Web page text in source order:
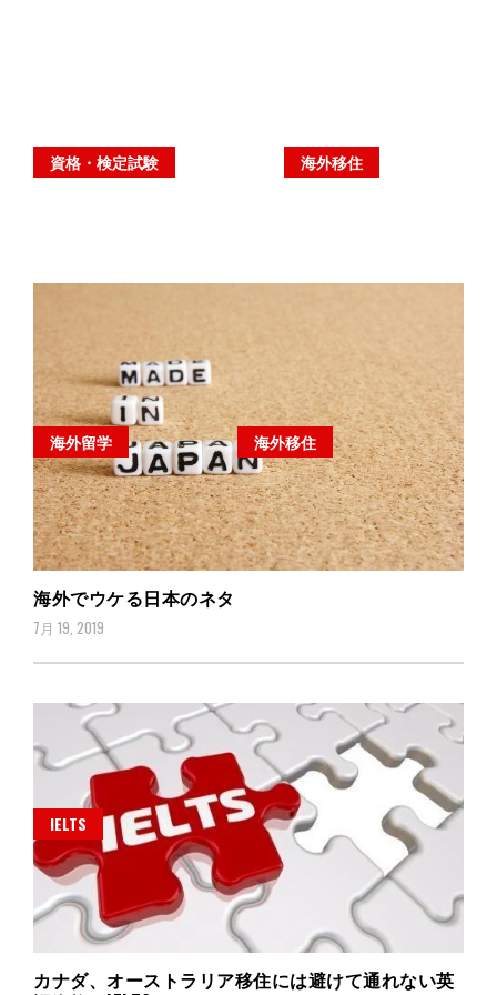
海外留学 海外移住
海外でウケる日本のネタ
7月 19, 2019
資格・検定試験 海外移住
IELTS
カナダ、オーストラリア移住には避けて通れない英